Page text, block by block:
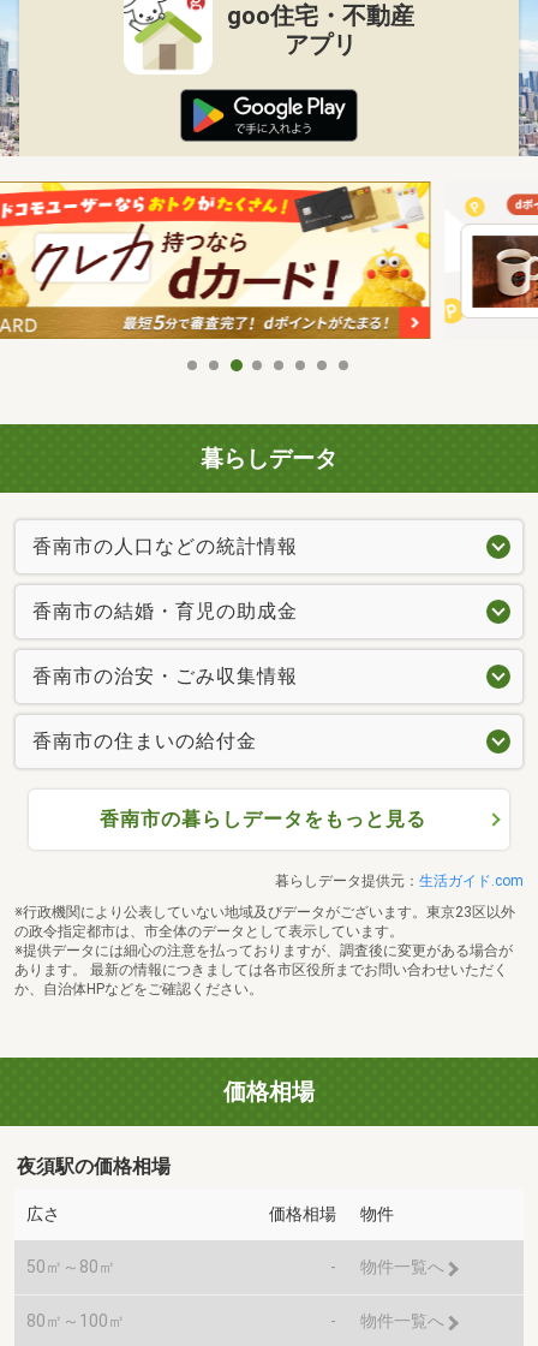
goo住宅・不動産
アプリ
暮らしデータ
香南市の人口などの統計情報
香南市の結婚・育児の助成金
香南市の治安・ごみ収集情報
香南市の住まいの給付金
香南市の暮らしデータをもっと見る
暮らしデータ提供元： 生活ガイド.com
※行政機関により公表していない地域及びデータがございます。東京23区以外
の政令指定都市は、市全体のデータとして表示しています。
※提供データには細心の注意を払っておりますが、調査後に変更がある場合が
あります。 最新の情報につきましては各市区役所までお問い合わせいただく
か、自治体HPなどをご確認ください。
価格相場
夜須駅の価格相場
広さ 価格相場 物件
50㎡～80㎡ - 物件一覧へ
80㎡～100㎡ - 物件一覧へ